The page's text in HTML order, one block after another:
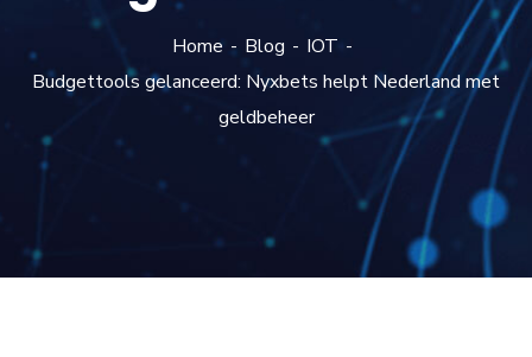
Home Blog
IOT
Budgettools gelanceerd: Nyxbets helpt Nederland met
geldbeheer